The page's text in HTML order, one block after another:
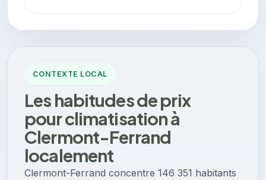
CONTEXTE LOCAL
Les habitudes de prix
pour climatisation à
Clermont-Ferrand
localement
Clermont-Ferrand concentre 146 351 habitants